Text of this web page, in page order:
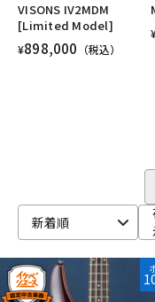
中古
VISONS IV2MDM
[Limited Model]
¥898,000 （税込）
新着順